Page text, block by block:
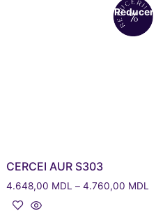
CERCEI AUR S303
4.648,00 MDL – 4.760,00 MDL